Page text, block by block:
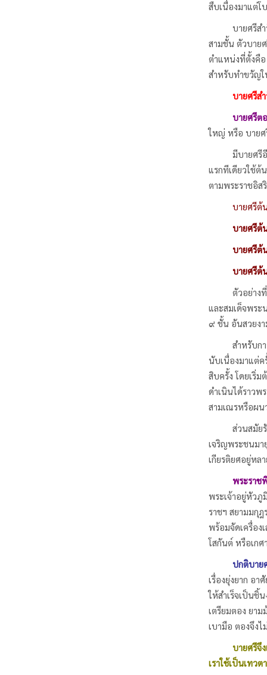
สืบเนื่องมาแต่
บายศรีสำรั
สามชั้น ตัวบาย
ตำแหน่งที่ตั้งคื
สำหรับทำขวัญ
บายศรีส
บายศรีต
ใหญ่ หรือ บายศ
มีบายศรีอีกช
แรกทีเดียวใช้
ตามพระราชอิส
บายศรีต้
บายศรีต้
บายศรีต้
บายศรีต้
ตัวอย่างที่เค
และสมเด็จพร
๙ ชั้น อันสวยงา
สำหรับการพ
นับเนื่องมาแต่ค
สิบครั้ง โดยเริ่
ดำเนินได้ราวพ
สามเณรหรือผ
ส่วนสมัยรัตน
เจริญพระชนมา
เกียรติยศอยู่หล
พระราช
พระเจ้าอยู่หัวภู
ราชฯ สยามมกุ
พร้อมจัดเครื่อง
โสกันต์ หรือเก
ปกติบาย
เรื่องยุ่งยาก อ
ให้สำเร็จเป็นชิ้
เตรียมตอง ยา
เบามือ ตองจึงไ
บายศรีจึ
เราใช้เป็นเทวต